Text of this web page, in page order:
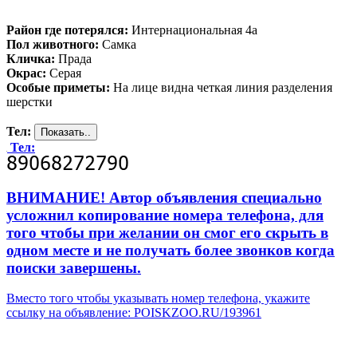
Район где потерялся: Интернациональная 4а
Пол животного: Самка
Кличка: Прада
Окрас: Серая
Особые приметы: На лице видна четкая линия разделения
шерстки
Тел:
Тел:
ВНИМАНИЕ! Автор объявления специально
усложнил копирование номера телефона, для
того чтобы при желании он смог его скрыть в
одном месте и не получать более звонков когда
поиски завершены.
Вместо того чтобы указывать номер телефона, укажите
ссылку на объявление: POISKZOO.RU/193961